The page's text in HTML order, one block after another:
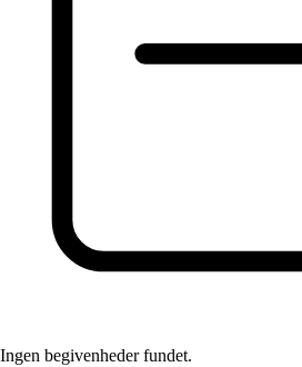
Ingen begivenheder fundet.